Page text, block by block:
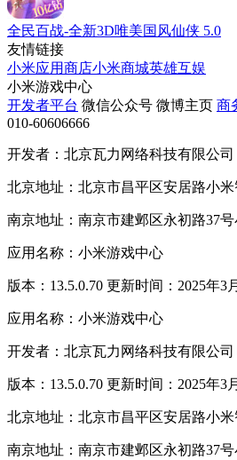
全民百战-全新3D唯美国风仙侠 5.0
友情链接
小米应用商店小米商城英雄互娱
小米游戏中心
开发者平台 微信公众号 微博主页 商
010-60606666
开发者：北京瓦力网络科技有限公司
北京地址：北京市昌平区安居路小米
南京地址：南京市建邺区永初路37
应用名称：小米游戏中心
版本：13.5.0.70 更新时间：2025年3
应用名称：小米游戏中心
开发者：北京瓦力网络科技有限公司
版本：13.5.0.70 更新时间：2025年3
北京地址：北京市昌平区安居路小米
南京地址：南京市建邺区永初路37